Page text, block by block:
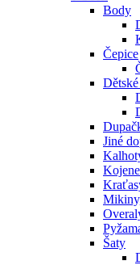
Body
Čepice
Jiné
Šaty